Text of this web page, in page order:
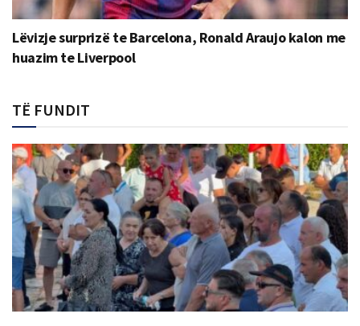
Lëvizje surprizë te Barcelona, Ronald Araujo kalon me
huazim te Liverpool
TË FUNDIT